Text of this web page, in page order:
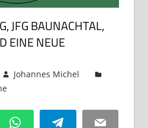
JFG BAUNACHTAL,
EINE NEUE
Johannes Michel
WhatsAppTelegram Email